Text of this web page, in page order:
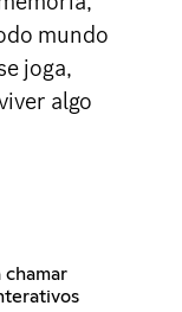
mundo
joga,
algo
chamar